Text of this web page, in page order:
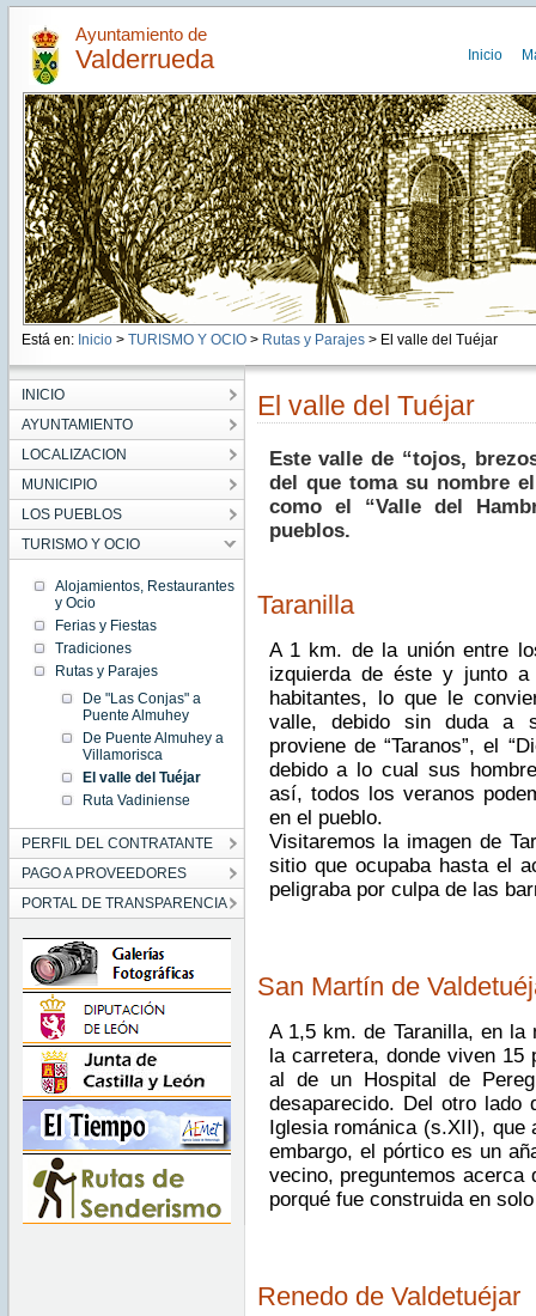
Ayuntamiento de
Valderrueda Inicio
Está en: Inicio > TURISMO Y OCIO> Rutas y Parajes> El valle del Tuéjar
INICIO
AYUNTAMIENTO
LOCALIZACION
MUNICIPIO
LOS PUEBLOS
TURISMO Y OCIO
Alojamientos, Restaurantes
y Ocio
Ferias y Fiestas
Tradiciones
Rutas y Parajes
De "Las Conjas" a
Puente Almuhey
De Puente Almuhey a
Villamorisca
El valle del Tuéjar
Ruta Vadiniense
PERFIL DEL CONTRATANTE
PAGO A PROVEEDORES
PORTAL DE TRANSPARENCIA
El valle del Tuéjar
Este valle de “tojos,
del que toma su nombre
como el “Valle del
pueblos.
Taranilla
A 1 km. de la unión entre
izquierda de éste y junto
habitantes, lo que le
valle, debido sin duda a
proviene de “Taranos”, el
debido a lo cual sus
así, todos los veranos
en el pueblo.
Visitaremos la imagen de
sitio que ocupaba hasta el
peligraba por culpa de las
San Martín de
A 1,5 km. de Taranilla, en la
la carretera, donde viven 15
al de un Hospital de
desaparecido. Del otro
Iglesia románica (s.XII),
embargo, el pórtico es un
vecino, preguntemos acerca
porqué fue construida en
Renedo de Valdetuéjar